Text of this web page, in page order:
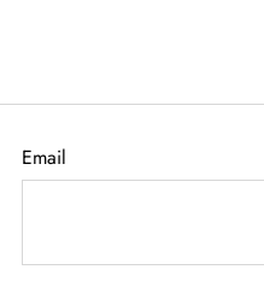
Email